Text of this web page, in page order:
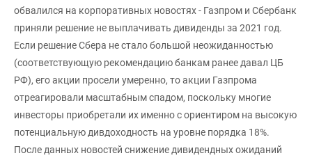
обвалился на корпоративных новостях - Газпром и Сбербанк
приняли решение не выплачивать дивиденды за 2021 год.
Если решение Сбера не стало большой неожиданностью
(соответствующую рекомендацию банкам ранее давал ЦБ
РФ), его акции просели умеренно, то акции Газпрома
отреагировали масштабным спадом, поскольку многие
инвесторы приобретали их именно с ориентиром на высокую
потенциальную дивдоходность на уровне порядка 18%.
После данных новостей снижение дивидендных ожиданий